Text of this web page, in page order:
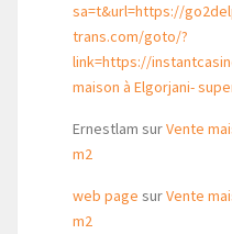
sa=t&url=https://
trans.com/goto/?
link=https://
maison à Elgorjani-
Ernestlam surVente
m2
web page surVente
m2